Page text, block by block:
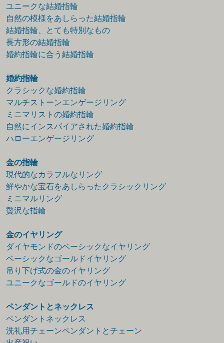
ユニークな結婚指輪
自然の模様をあしらった結婚指輪
結婚指輪、とても特別なもの
長方形の結婚指輪
婚約指輪に合う結婚指輪
婚約指輪
クラシックな婚約指輪
マルチストーンエンゲージリング
ミニマリストの婚約指輪
自然にインスパイアされた婚約指輪
ハローエンゲージリング
金の指輪
現代的なカラフルなリング
鮮やかな宝石をあしらったクラシックリング
ミニマルリング
贅沢な指輪
金のイヤリング
ダイヤモンドのベーシックなイヤリング
ベーシックなゴールドイヤリング
吊り下げ式の金のイヤリング
ユニークなゴールドのイヤリング
ペンダントとネックレス
ペンダントネックレス
洗礼用チェーンペンダントとチェーン